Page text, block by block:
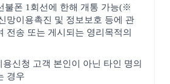
불폰 1회선에 한해 개통 가능(※
망이용촉진 및 정보보호 등에 관
전송 또는 게시되는 영리목적의
신청 고객 본인이 아닌 타인 명의
경우